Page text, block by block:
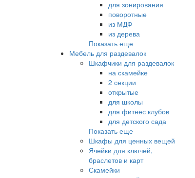
для зонирования
поворотные
из МДФ
из дерева
Показать еще
Мебель для раздевалок
Шкафчики для раздевалок
на скамейке
2 секции
открытые
для школы
для фитнес клубов
для детского сада
Показать еще
Шкафы для ценных вещей
Ячейки для ключей,
браслетов и карт
Скамейки